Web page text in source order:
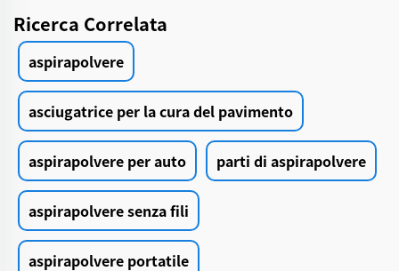
Ricerca Correlata
aspirapolvere
asciugatrice per la cura del pavimento
aspirapolvere per auto parti di aspirapolvere
aspirapolvere senza fili
aspirapolvere portatile